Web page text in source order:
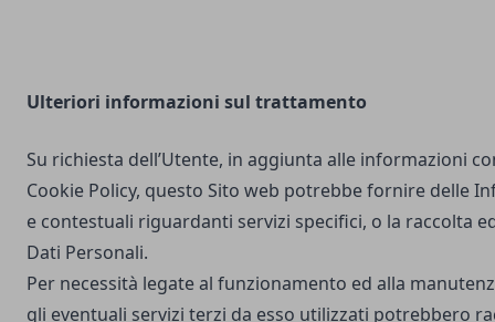
Ulteriori informazioni sul trattamento
Su richiesta dell’Utente, in aggiunta alle informazioni
Cookie Policy, questo Sito web potrebbe fornire delle
e contestuali riguardanti servizi specifici, o la raccolta
Dati Personali.
Per necessità legate al funzionamento ed alla
gli eventuali servizi terzi da esso utilizzati potrebbero